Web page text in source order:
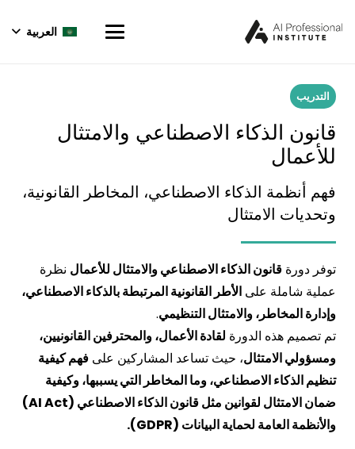
العربية
التدريب
قانون الذكاء الاصطناعي والامتثال
للأعمال
فهم أنظمة الذكاء الاصطناعي، المخاطر القانونية،
وتحديات الامتثال
توفر دورة قانون الذكاء الاصطناعي والامتثال للأعمال نظرة
عملية شاملة على الأطر القانونية المرتبطة بالذكاء الاصطناعي،
وإدارة المخاطر، والامتثال التنظيمي.
تم تصميم هذه الدورة لقادة الأعمال، والمحترفين القانونيين،
ومسؤولي الامتثال، حيث تساعد المشاركين على فهم كيفية
تنظيم الذكاء الاصطناعي، وما المخاطر التي يسببها، وكيفية
ضمان الامتثال لقوانين مثل قانون الذكاء الاصطناعي (AI Act)
والأنظمة العامة لحماية البيانات (GDPR).